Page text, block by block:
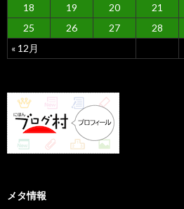
« 12月
18
19 20 21
25
26 27 28
メタ情報